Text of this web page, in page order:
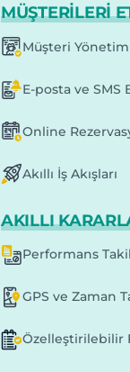
MÜŞTERILERI
Müşteri
E-posta ve
Online
Akıllı İş Akışları
AKILLI
Performans
GPS ve Zaman
Özelleştirilebilir